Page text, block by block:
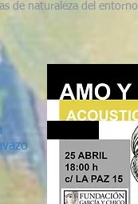
de naturaleza del entorno